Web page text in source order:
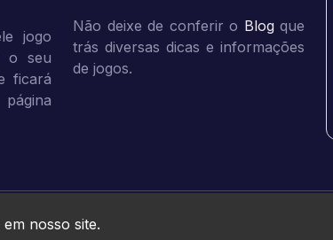
jogo
o seu
ficará
Não deixe de conferir o Blog que
trás diversas dicas e informações
de jogos.
2026. All rights reserved.
nosso site.